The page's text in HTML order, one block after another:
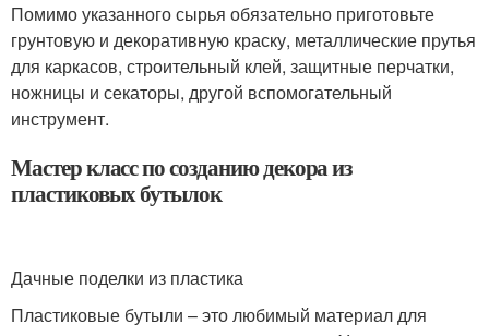
Помимо указанного сырья обязательно приготовьте
грунтовую и декоративную краску, металлические прутья
для каркасов, строительный клей, защитные перчатки,
ножницы и секаторы, другой вспомогательный
инструмент.
Мастер класс по созданию декора из
пластиковых бутылок
Дачные поделки из пластика
Пластиковые бутыли – это любимый материал для